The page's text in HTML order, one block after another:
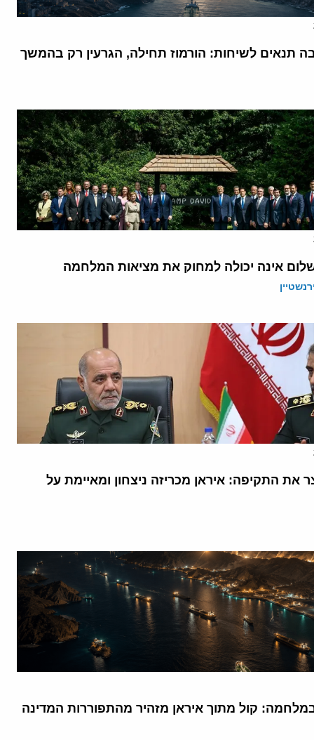
תנאים לשיחות: הורמוז תחילה, הגרעין רק בהמשך
אינה יכולה למחוק את מציאות המלחמה
את התקיפה: איראן מכריזה ניצחון ומאיימת על
קול מתוך איראן מזהיר מהתפוררות המדינה